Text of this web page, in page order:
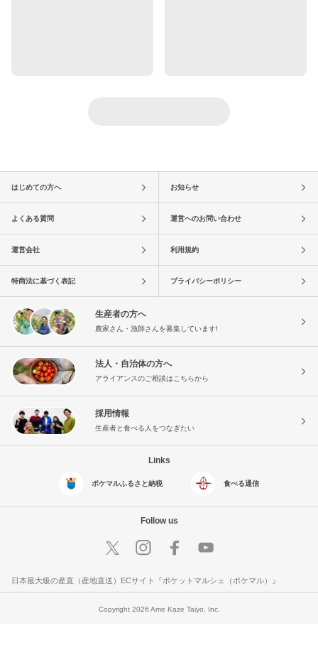
はじめての方へ お知らせ
よくある質問 運営へのお問い合わせ
運営会社 利用規約
特商法に基づく表記 プライバシーポリシー
生産者の方へ
農家さん・漁師さんを募集しています!
法人・自治体の方へ
アライアンスのご相談はこちらから
採用情報
生産者と食べる人をつなぎたい
Links
ポケマルふるさと納税 食べる通信
Follow us
日本最大級の産直（産地直送）ECサイト『ポケットマルシェ（ポケマル）』
Copyright 2026 Ame Kaze Taiyo, Inc.